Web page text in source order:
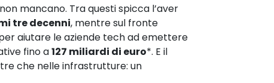
mancano. Tra questi spicca l’aver
tre decenni, mentre sul fronte
aiutare le aziende tech ad emettere
fino a127 miliardi di euro*. E il
che nelle infrastrutture: un